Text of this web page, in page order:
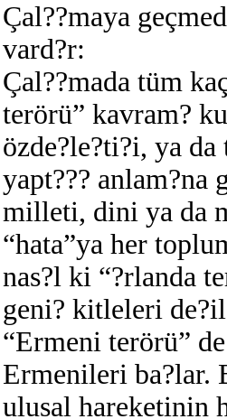
Çal??maya
vard?r:
Çal??mada tüm
terörü” kavram?
özde?le?ti?i, ya
yapt???
milleti, dini ya da
“hata”ya her
nas?l ki “?rlanda
geni? kitleleri
“Ermeni terörü”
Ermenileri ba?lar.
ulusal hareketinin